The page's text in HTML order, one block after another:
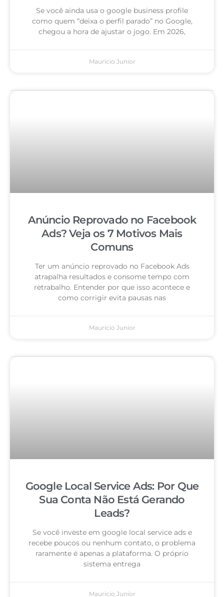
Se você ainda usa o google business profile
como quem “deixa o perfil parado” no Google,
chegou a hora de ajustar o jogo. Em 2026,
Mauricio Junior
Anúncio Reprovado no Facebook
Ads? Veja os 7 Motivos Mais
Comuns
Ter um anúncio reprovado no Facebook Ads
atrapalha resultados e consome tempo com
retrabalho. Entender por que isso acontece e
como corrigir evita pausas nas
Mauricio Junior
Google Local Service Ads: Por Que
Sua Conta Não Está Gerando
Leads?
Se você investe em google local service ads e
recebe poucos ou nenhum contato, o problema
raramente é apenas a plataforma. O próprio
sistema entrega
Mauricio Junior